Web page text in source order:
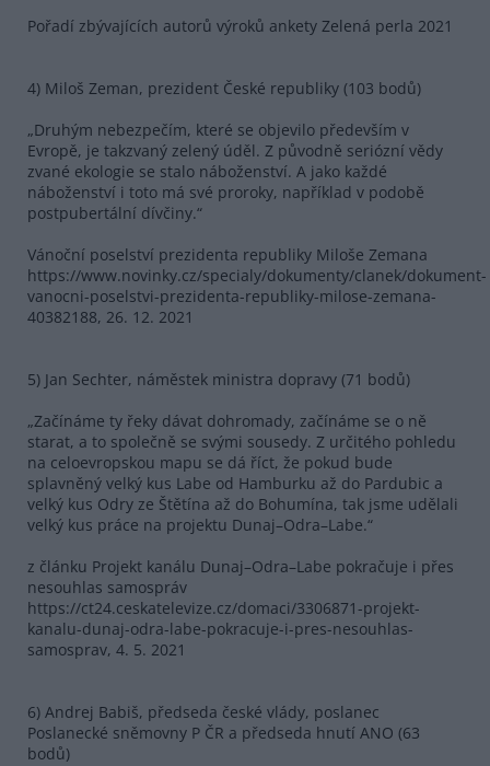
Pořadí zbývajících autorů výroků ankety Zelená perla 2021
4) Miloš Zeman, prezident České republiky (103 bodů)
„Druhým nebezpečím, které se objevilo především v
Evropě, je takzvaný zelený úděl. Z původně seriózní vědy
zvané ekologie se stalo náboženství. A jako každé
náboženství i toto má své proroky, například v podobě
postpubertální dívčiny.“
Vánoční poselství prezidenta republiky Miloše Zemana
https://www.novinky.cz/specialy/dokumenty/clanek/dokument-
vanocni-poselstvi-prezidenta-republiky-milose-zemana-
40382188, 26. 12. 2021
5) Jan Sechter, náměstek ministra dopravy (71 bodů)
„Začínáme ty řeky dávat dohromady, začínáme se o ně
starat, a to společně se svými sousedy. Z určitého pohledu
na celoevropskou mapu se dá říct, že pokud bude
splavněný velký kus Labe od Hamburku až do Pardubic a
velký kus Odry ze Štětína až do Bohumína, tak jsme udělali
velký kus práce na projektu Dunaj–Odra–Labe.“
z článku Projekt kanálu Dunaj–Odra–Labe pokračuje i přes
nesouhlas samospráv
https://ct24.ceskatelevize.cz/domaci/3306871-projekt-
kanalu-dunaj-odra-labe-pokracuje-i-pres-nesouhlas-
samosprav, 4. 5. 2021
6) Andrej Babiš, předseda české vlády, poslanec
Poslanecké sněmovny P ČR a předseda hnutí ANO (63
bodů)